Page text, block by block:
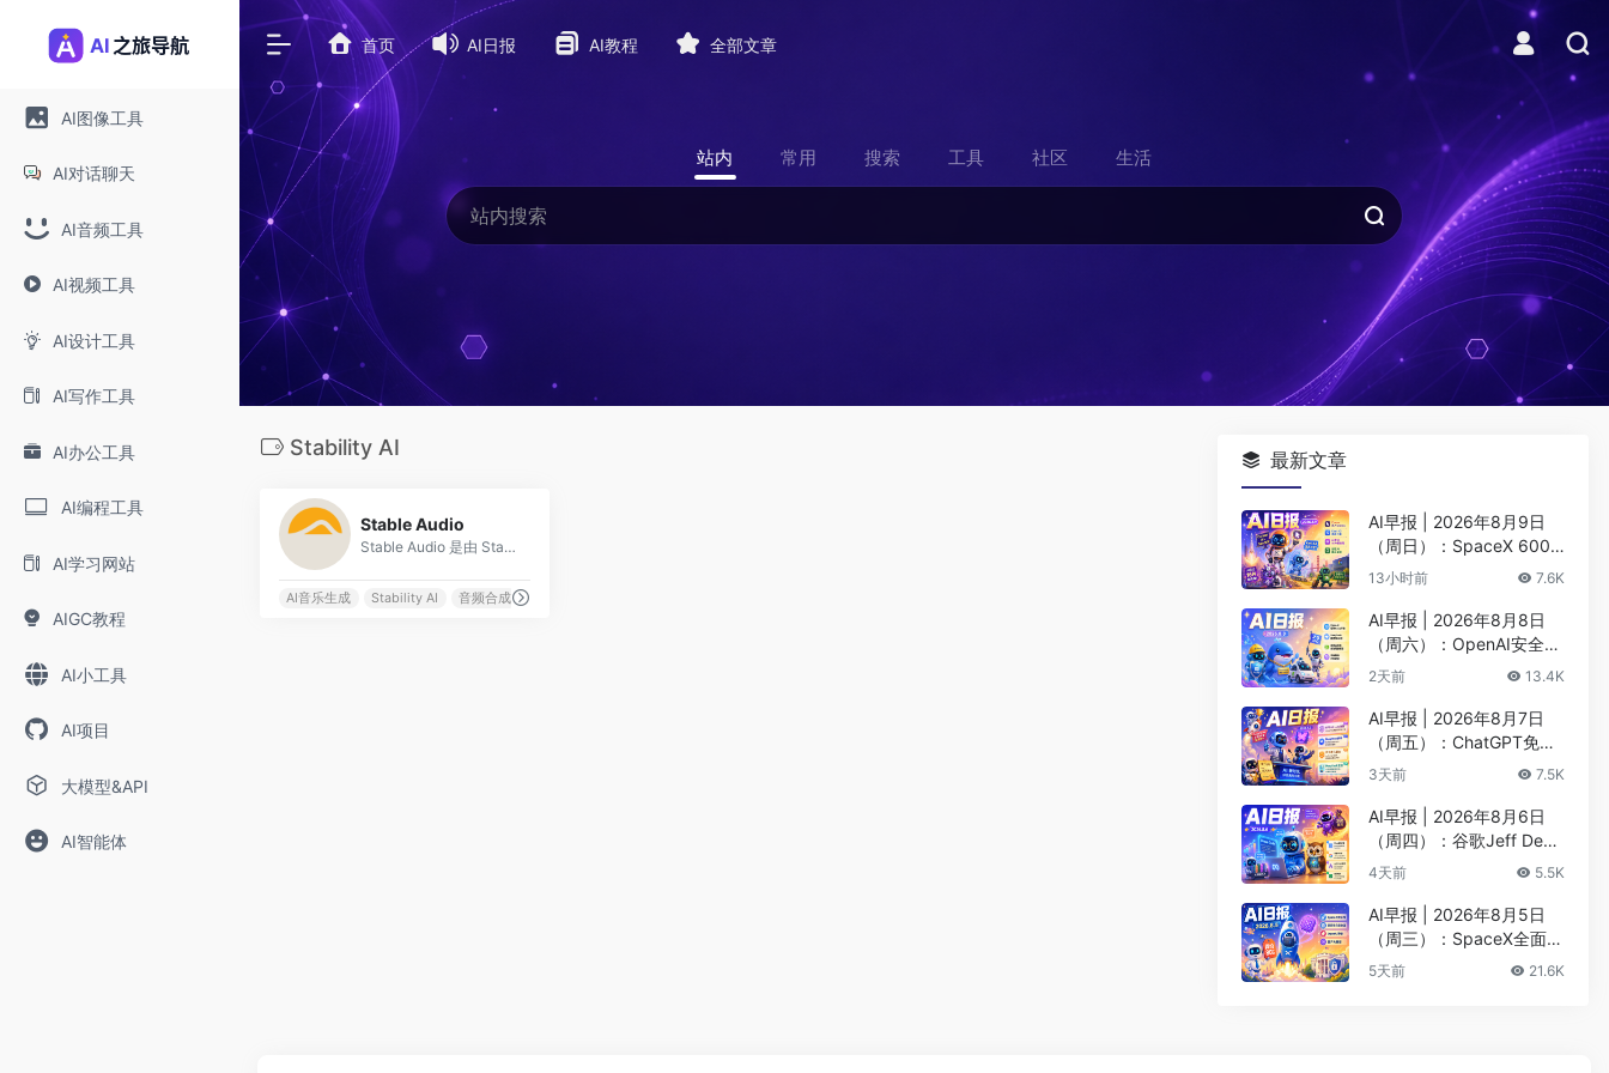
AI图像工具
AI对话聊天
AI音频工具
AI视频工具
AI设计工具
AI写作工具
AI办公工具
AI编程工具
AI学习网站
AIGC教程
AI小工具
AI项目
大模型&API
AI智能体
首页 AI日报 AI教程 全部文章
站内 常用 搜索 工具 社区 生活
Stability AI
Stable Audio
Stable Audio 是由 Stability AI 推出的 AI 音频与音乐生成平台，用户只需输入文字描述，即可在几秒内生成高质量的音乐片段或音效。
AI音乐生成 Stability AI 音频合成
最新文章
AI早报 | 2026年8月9日
（周日）：SpaceX 600
亿美元收购Cursor最快下
遭突破
13小时前 7.6K
AI早报 | 2026年8月8日
（周六）：OpenAI安全评
估暂停Astra开发、DeepS
资
2天前 13.4K
AI早报 | 2026年8月7日
（周五）：ChatGPT免费
版升级GPT-5.6 Luna无限
萨比斯卸任CEO
3天前 7.5K
AI早报 | 2026年8月6日
（周四）：谷歌Jeff Dean
创办AI科学公司、Meta发
4天前 5.5K
AI早报 | 2026年8月5日
（周三）：SpaceX全面押
注英伟达布局太空AI、四
5天前 21.6K